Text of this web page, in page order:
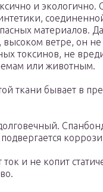
и экологично.
материалов.
высоком ветре, он не
токсинов, не
или животным.
ткани бывает в
подвергается
и не копит